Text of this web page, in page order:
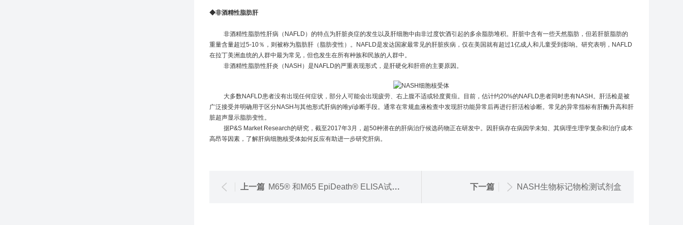
◆非酒精性脂肪肝
非酒精性脂肪性肝病（NAFLD）的特点为肝脏炎症的发生以及肝细胞中由非过度饮酒引起的多余脂肪堆积。肝脏中含有一些天然脂肪，但若肝脏脂肪的
重量含量超过5-10％，则被称为脂肪肝（脂肪变性）。NAFLD是发达国家最常见的肝脏疾病，仅在美国就有超过1亿成人和儿童受到影响。研究表明，NAFLD
在拉丁美洲血统的人群中最为常见，但也发生在所有种族和民族的人群中。
非酒精性脂肪性肝炎（NASH）是NAFLD的严重表现形式，是肝硬化和肝癌的主要原因。
大多数NAFLD患者没有出现任何症状，部分人可能会出现疲劳、右上腹不适或轻度黄疸。目前，估计约20%的NAFLD患者同时患有NASH。肝活检是被
广泛接受并明确用于区分NASH与其他形式肝病的唯yi诊断手段。通常在常规血液检查中发现肝功能异常后再进行肝活检诊断。常见的异常指标有肝酶升高和肝
脏超声显示脂肪变性。
据P&S Market Research的研究，截至2017年3月，超50种潜在的肝病治疗候选药物正在研发中。因肝病存在病因学未知、其病理生理学复杂和治疗成本
高昂等因素，了解肝病细胞核受体如何反应有助进一步研究肝病。
上一篇 M65® 和M65 EpiDeath® ELISA试剂盒 下一篇 NASH生物标记物检测试剂盒